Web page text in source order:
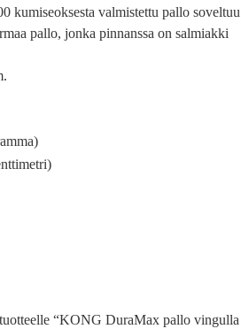
kumiseoksesta valmistettu pallo soveltuu
pallo, jonka pinnanssa on salmiakki
“KONG DuraMax pallo vingulla